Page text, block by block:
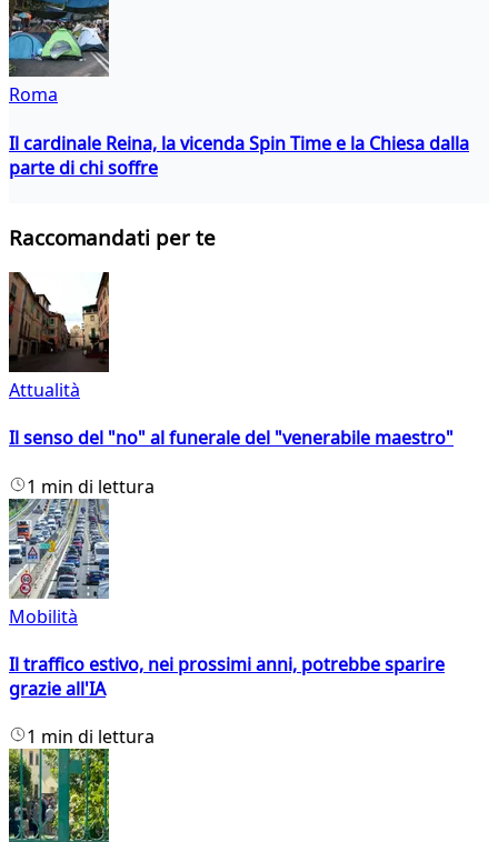
Roma
Il cardinale Reina, la vicenda Spin Time e la Chiesa dalla
parte di chi soffre
Raccomandati per te
Attualità
Il senso del "no" al funerale del "venerabile maestro"
1 min di lettura
Mobilità
Il traffico estivo, nei prossimi anni, potrebbe sparire
grazie all'IA
1 min di lettura